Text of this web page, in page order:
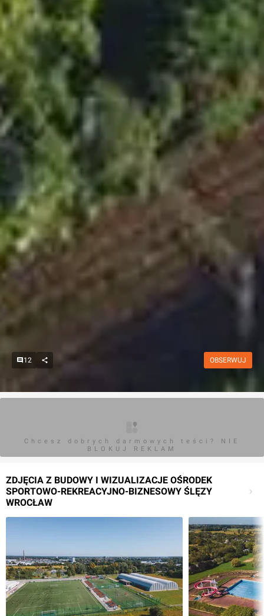
12 OBSERWUJ
Chcesz dobrych darmowych teści? NIE
BLOKUJ REKLAM
ZDJĘCIA Z BUDOWY I WIZUALIZACJE OŚRODEK
SPORTOWO-REKREACYJNO-BIZNESOWY ŚLĘZY
WROCŁAW